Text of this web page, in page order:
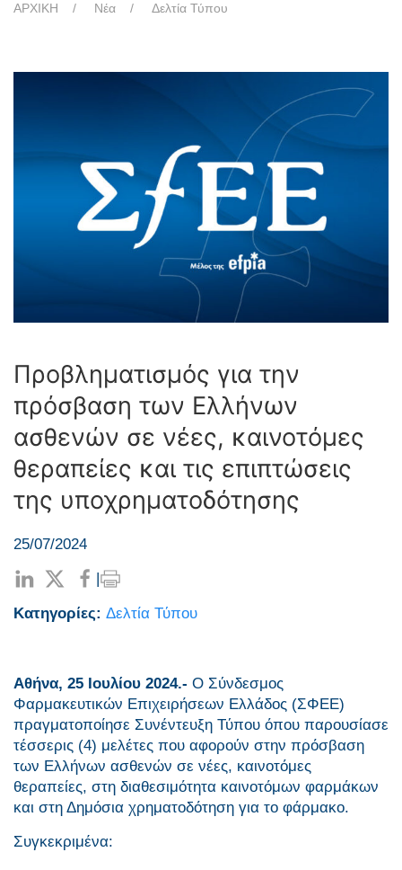
ΑΡΧΙΚΗ Νέα Δελτία Τύπου
Προβληματισμός για την
πρόσβαση των Ελλήνων
ασθενών σε νέες, καινοτόμες
θεραπείες και τις επιπτώσεις
της υποχρηματοδότησης
25/07/2024
Κατηγορίες: Δελτία Τύπου
Αθήνα, 25 Ιουλίου 2024.- Ο Σύνδεσμος
Φαρμακευτικών Επιχειρήσεων Ελλάδος (ΣΦΕΕ)
πραγματοποίησε Συνέντευξη Τύπου όπου παρουσίασε
τέσσερις (4) μελέτες που αφορούν στην πρόσβαση
των Ελλήνων ασθενών σε νέες, καινοτόμες
θεραπείες, στη διαθεσιμότητα καινοτόμων φαρμάκων
και στη Δημόσια χρηματοδότηση για το φάρμακο.
Συγκεκριμένα: